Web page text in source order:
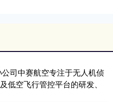
司中赛航空专注于无人机侦
低空飞行管控平台的研发、